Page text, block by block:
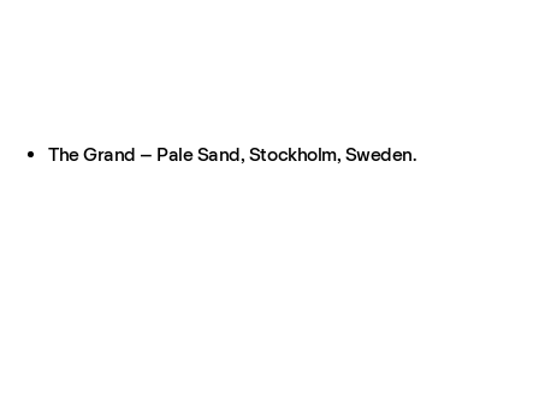
The Grand – Pale Sand, Stockholm, Sweden.